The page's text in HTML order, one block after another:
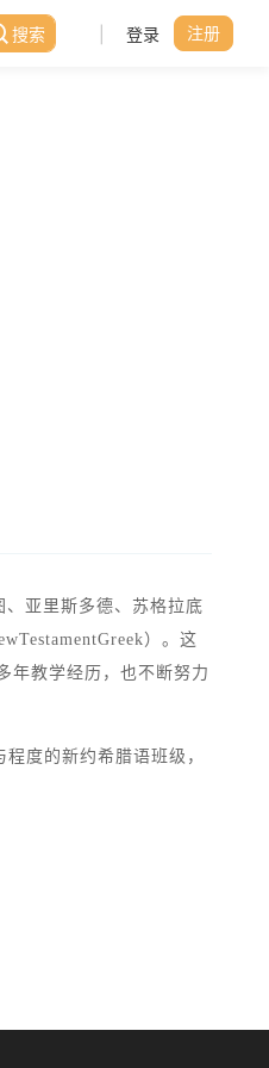
登录 注册
亚里斯多德、苏格拉底
）。这
年教学经历，也不断努力
度的新约希腊语班级，